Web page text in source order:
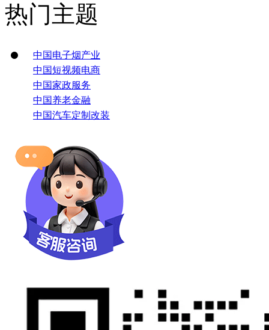
热门主题
中国电子烟产业
中国短视频电商
中国家政服务
中国养老金融
中国汽车定制改装